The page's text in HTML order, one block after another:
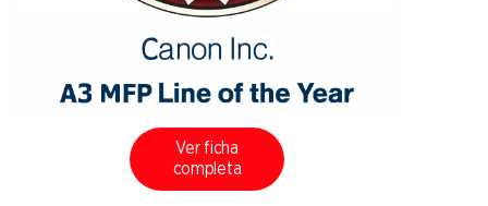
Ver ficha
completa